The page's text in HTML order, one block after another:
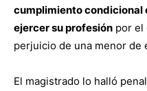
cumplimiento condicional
ejercer su profesión por el
perjuicio de una menor de
El magistrado lo halló